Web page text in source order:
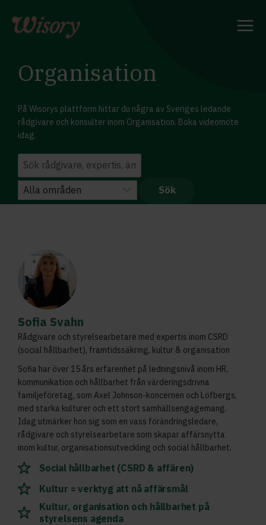
content
Organisation
På Wisorys plattform hittar du några av Sveriges ledande
rådgivare och konsulter inom Organisation. Boka videomöte
idag.
Sofia Svahn
Rådgivare och styrelsearbetare med expertis inom CSRD
(social hållbarhet), framtidssäkring, kultur & organisation
Sofia har över 15 års erfarenhet på ledningsnivå inom HR,
kommunikation och hållbarhet från värderingsdrivna
familjeföretag, som Axel Johnson-koncernen och Löfbergs,
med starka kulturer och ett stort samhällsengagemang.
Idag utmärker hon sig som en vass förändringsledare,
rådgivare och styrelsearbetare som skapar affärsnytta
inom kultur, organisationsutveckling och social hållbarhet.
Social hållbarhet (CSRD & affären)
Kultur = verktyg att nå affärsmål
Kultur, organisation och hållbarhet på
styrelsens agenda